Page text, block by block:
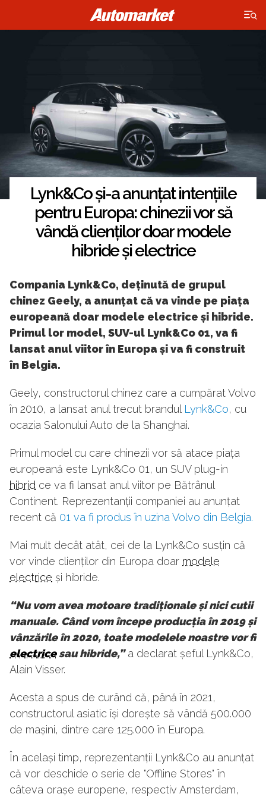
×
Lynk&Co și-a anunțat intențiile
pentru Europa: chinezii vor să
vândă clienților doar modele
hibride și electrice
Compania Lynk&Co, deținută de grupul
chinez Geely, a anunțat că va vinde pe piața
europeană doar modele electrice și hibride.
Primul lor model, SUV-ul Lynk&Co 01, va fi
lansat anul viitor în Europa și va fi construit
în Belgia.
Geely, constructorul chinez care a cumpărat Volvo
în 2010, a lansat anul trecut brandul Lynk&Co, cu
ocazia Salonului Auto de la Shanghai.
Primul model cu care chinezii vor să atace piața
europeană este Lynk&Co 01, un SUV plug-in
hibrid ce va fi lansat anul viitor pe Bătrânul
Continent. Reprezentanții companiei au anunțat
recent că 01 va fi produs în uzina Volvo din Belgia.
Mai mult decât atât, cei de la Lynk&Co susțin că
vor vinde clienților din Europa doar modele
electrice și hibride.
“Nu vom avea motoare tradiționale și nici cutii
manuale. Când vom începe producția în 2019 și
vânzările în 2020, toate modelele noastre vor fi
electricesau hibride,”a declarat șeful Lynk&Co,
Alain Visser.
Acesta a spus de curând că, până în 2021,
constructorul asiatic își dorește să vândă 500.000
de mașini, dintre care 125.000 în Europa.
În același timp, reprezentanții Lynk&Co au anunțat
că vor deschide o serie de "Offline Stores" în
câteva orașe europene, respectiv Amsterdam,